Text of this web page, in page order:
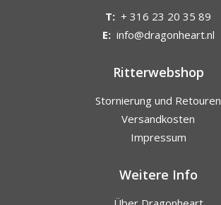
T: + 316 23 20 35 89
E: info@dragonheart.nl
Ritterwebshop
Stornierung und Retouren
Versandkosten
Impressum
Weitere Info